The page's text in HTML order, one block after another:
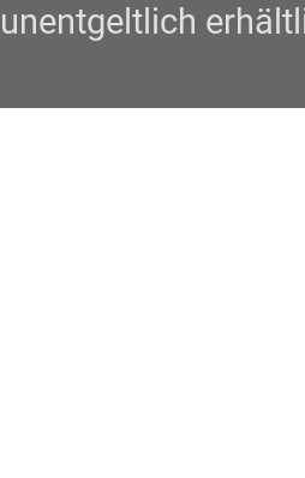
unentgeltlich